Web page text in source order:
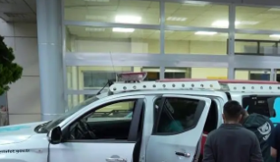
Trabzon
Tunceli
Şanlıurfa
Uşak
Van